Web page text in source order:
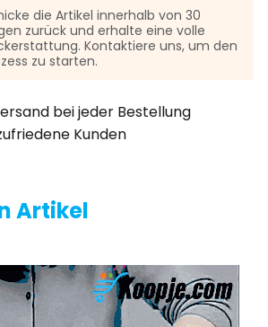
die Artikel innerhalb von 30
zurück und erhalte eine volle
Kontaktiere uns, um den
zu starten.
bei jeder Bestellung
Kunden
Artikel